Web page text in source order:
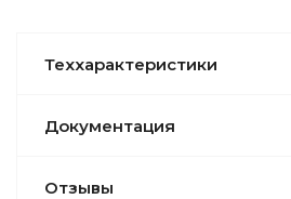
Теххарактеристики
Документация
Отзывы